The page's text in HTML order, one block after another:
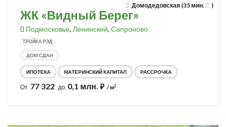
Домодедовская (35 мин. )
ЖК «Видный Берег»
Подмосковье, Ленинский, Сапроново
ТРОЙКА РЭД
ДОМ СДАН
ИПОТЕКА МАТЕРИНСКИЙ КАПИТАЛ РАССРОЧКА
От 77 322 до 0,1 млн. ⃏ / м2